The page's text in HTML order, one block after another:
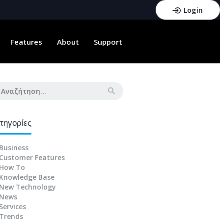
Login
Features About Support
Business
Customer Features
How To
Knowledge Base
New Technology
News
Services
Trends